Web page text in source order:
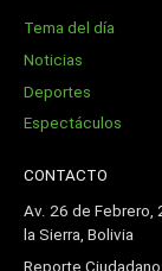
Tema del día
Noticias
Deportes
Espectáculos
CONTACTO
Av. 26 de Febrero,
la Sierra, Bolivia
Reporte